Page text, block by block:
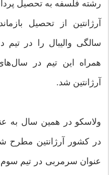
سالگی والیبال را در تیم
آرژانتین شد.
ولاسکو در همین سال به
در کشور آرژانتین مطرح
عنوان سرمربی در تیم سوم